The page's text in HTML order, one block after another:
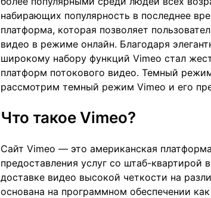
набирающих популярность в последнее
платформа, которая позволяет
видео в режиме онлайн. Благодаря
широкому набору функций Vimeo стал
платформ потокового видео. Темный
рассмотрим темный режим Vimeo и его
Что такое Vimeo?
Сайт Vimeo — это американская
предоставления услуг со штаб-
доставке видео высокой четкости на
основана на программном обеспечении